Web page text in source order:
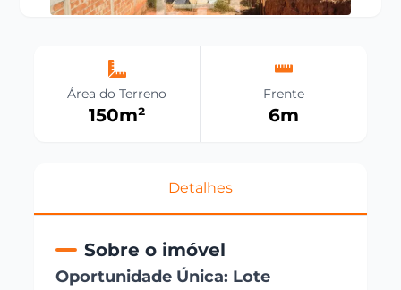
Área do Terreno
150m²
Frente
6m
Detalhes
Sobre o imóvel
Oportunidade Única: Lote